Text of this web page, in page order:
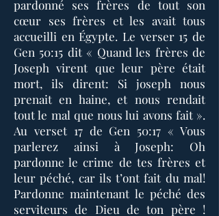
pardonné ses frères de tout son
cœur ses frères et les avait tous
accueilli en Égypte. Le verser 15 de
Gen 50:15 dit « Quand les frères de
Joseph virent que leur père était
mort, ils dirent: Si joseph nous
prenait en haine, et nous rendait
tout le mal que nous lui avons fait ».
Au verset 17 de Gen 50:17 « Vous
parlerez ainsi à Joseph: Oh
pardonne le crime de tes frères et
leur péché, car ils t’ont fait du mal!
Pardonne maintenant le péché des
serviteurs de Dieu de ton père !